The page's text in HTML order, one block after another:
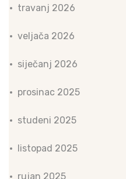
travanj 2026
veljača 2026
siječanj 2026
prosinac 2025
studeni 2025
listopad 2025
rujan 2025